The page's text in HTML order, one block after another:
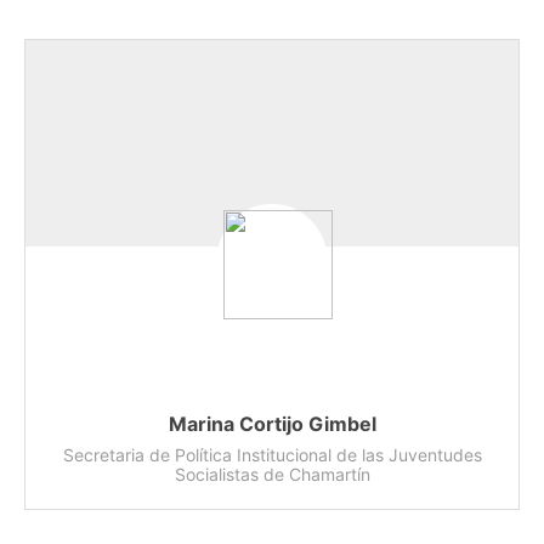
Marina Cortijo Gimbel
Secretaria de Política Institucional de las Juventudes
Socialistas de Chamartín